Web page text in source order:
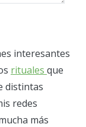
interesantes
rituales que
distintas
redes
más